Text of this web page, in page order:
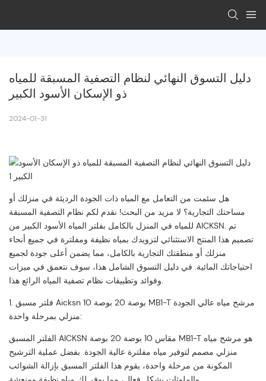
دليل التسوق النهائي لنظام التصفية المسبقة للمياه
ذو الإسكان الأسود الكبير
2024-01-31
هل سئمت من التعامل مع المياه ذات الجودة الرديئة في منزلك أو
مساحتك التجارية؟ لا مزيد من البحث! نقدم لكم نظام التصفية المسبقة
للمياه في المنزل بالكامل بفلتر المياه الأسود الكبير من AICKSN. تم
تصميم هذا المنتج الاستثنائي لتزويدك بمياه نظيفة ومفلترة في جميع أنحاء
منزلك أو منطقتك التجارية بالكامل، مما يضمن أعلى جودة لجميع
احتياجاتك المائية. في دليل التسوق الشامل هذا، سوف نتعمق في ميزات
وفوائد وتطبيقات نظام تصفية المياه الرائع هذا.
1. فلتر مسبق Aicksn 10 بوصة 20 بوصة MB1-T مرشح مياه عالي الجودة
منزلي بمرحلة واحدة:
الفلتر المسبق AICKSN مقاس 10 بوصة 20 بوصة MB1-T هو مرشح مياه
منزلي مصمم لتوفير مياه مفلترة عالية الجودة. بفضل عملية الترشيح
المكونة من مرحلة واحدة، يقوم هذا الفلتر المسبق بإزالة الشوائب